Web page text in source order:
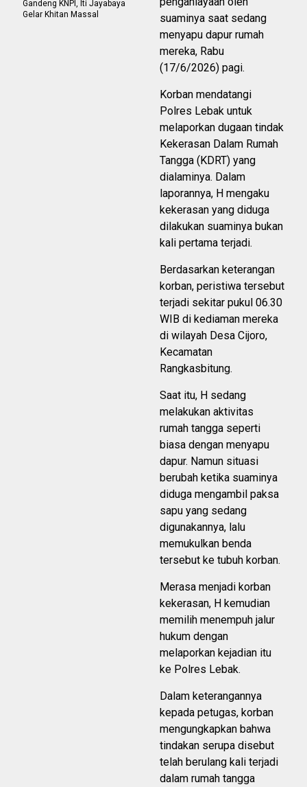
suaminya saat sedang
menyapu dapur rumah
mereka, Rabu
(17/6/2026) pagi.
Korban mendatangi
Polres Lebak untuk
melaporkan dugaan tindak
Kekerasan Dalam Rumah
Tangga (KDRT) yang
dialaminya. Dalam
laporannya, H mengaku
kekerasan yang diduga
dilakukan suaminya bukan
kali pertama terjadi.
Berdasarkan keterangan
korban, peristiwa tersebut
terjadi sekitar pukul 06.30
WIB di kediaman mereka
di wilayah Desa Cijoro,
Kecamatan
Rangkasbitung.
Saat itu, H sedang
melakukan aktivitas
rumah tangga seperti
biasa dengan menyapu
dapur. Namun situasi
berubah ketika suaminya
diduga mengambil paksa
sapu yang sedang
digunakannya, lalu
memukulkan benda
tersebut ke tubuh korban.
Merasa menjadi korban
kekerasan, H kemudian
memilih menempuh jalur
hukum dengan
melaporkan kejadian itu
ke Polres Lebak.
Dalam keterangannya
kepada petugas, korban
mengungkapkan bahwa
tindakan serupa disebut
telah berulang kali terjadi
dalam rumah tangga
Gandeng KNPI, Iti Jayabaya
Gelar Khitan Massal